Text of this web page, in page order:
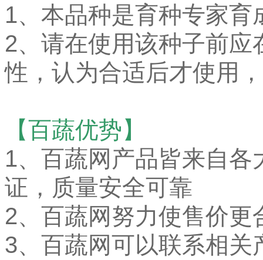
1、本品种是育种专家
2、请在使用该种子前
性，认为合适后才使用
【百蔬优势】
1、 百蔬网产品皆来自各
证，质量安全可靠
2、百蔬网努力使售价
3、百蔬网可以联系相